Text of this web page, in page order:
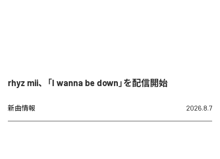
rhyz mii、「I wanna be down」を配信開始
新曲情報 2026.8.7